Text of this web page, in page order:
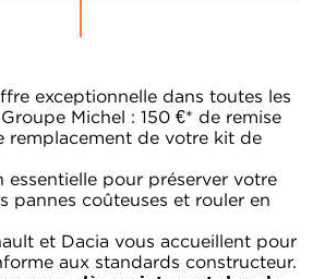
exceptionnelle dans toutes les
Michel : 150 €* de remise
remplacement de votre kit de
essentielle pour préserver votre
pannes coûteuses et rouler en
et Dacia vous accueillent pour
aux standards constructeur.